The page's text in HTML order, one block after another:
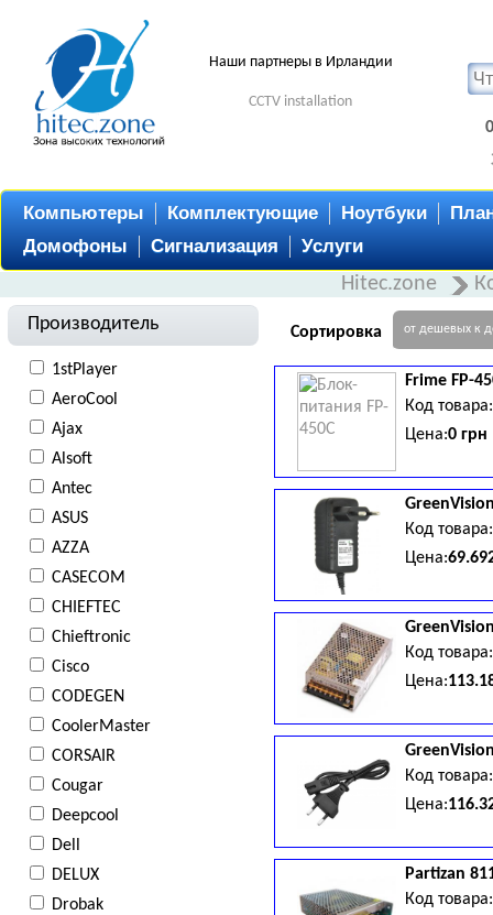
Наши партнеры в Ирландии
CCTV installation
Компьютеры Комплектующие Ноутбуки
Домофоны
Сигнализация Услуги
Hitec.zone
Производитель
1stPlayer
AeroCool
Ajax
Alsoft
Antec
ASUS
AZZA
CASECOM
CHIEFTEC
Chieftronic
Cisco
CODEGEN
CoolerMaster
CORSAIR
Cougar
Deepcool
Dell
DELUX
Drobak
Сортировка от дешевых к
Frime FP-
Код
Цена:0 грн
Код
Цена:
Код
Цена:
Код
Цена:
Partizan
Код